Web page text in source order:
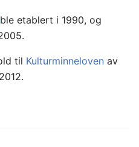
ble etablert i 1990, og
til Kulturminneloven av